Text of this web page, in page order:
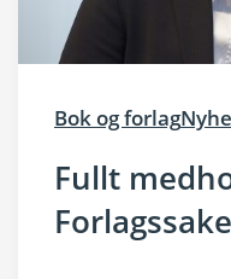
Bok og forlag
Fullt